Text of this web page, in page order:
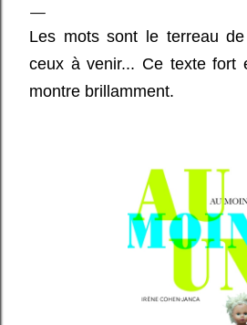
Les mots sont le terreau
ceux à venir... Ce texte fort
montre brillamment.